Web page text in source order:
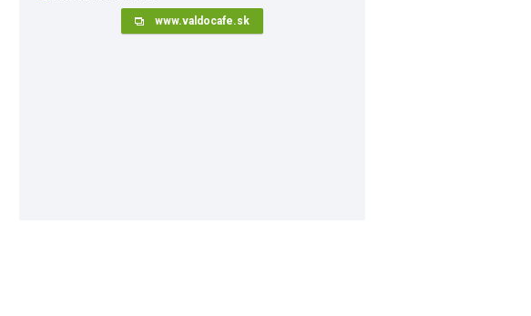
www.valdocafe.sk